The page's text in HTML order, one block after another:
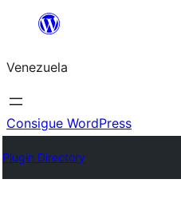
Saltar
contenido
Venezuela
Consigue WordPress
Plugin Directory